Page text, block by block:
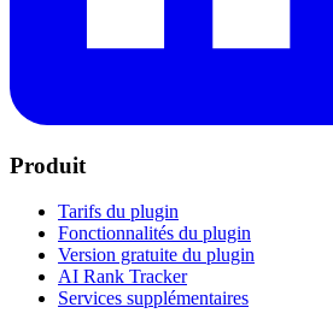
Produit
Tarifs du plugin
Fonctionnalités du plugin
Version gratuite du plugin
AI Rank Tracker
Services supplémentaires